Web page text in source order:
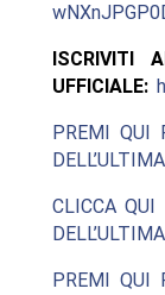
ISCRIVITI
UFFICIALE:
PREMI QUI
CLICCA QUI
PREMI QUI